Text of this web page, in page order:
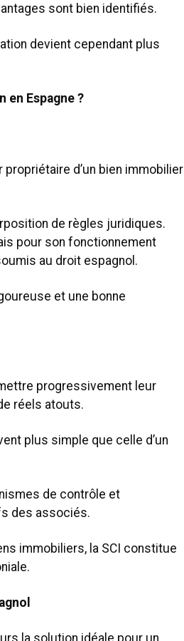
sont bien identifiés.
devient cependant plus
en Espagne ?
d’un bien immobilier
de règles juridiques.
pour son fonctionnement
au droit espagnol.
et une bonne
progressivement leur
réels atouts.
plus simple que celle d’un
de contrôle et
des associés.
immobiliers, la SCI constitue
la solution idéale pour un